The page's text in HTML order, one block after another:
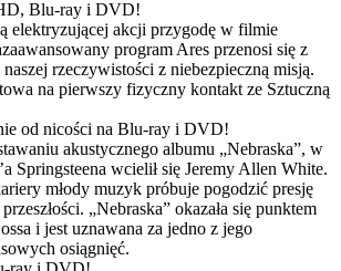
Blu-ray i DVD!
elektryzującej akcji przygodę w filmie
program Ares przenosi się z
rzeczywistości z niebezpieczną misją.
na pierwszy fizyczny kontakt ze Sztuczną
od nicości na Blu-ray i DVD!
akustycznego albumu „Nebraska”, w
Springsteena wcielił się Jeremy Allen White.
młody muzyk próbuje pogodzić presję
„Nebraska” okazała się punktem
i jest uznawana za jedno z jego
osiągnięć.